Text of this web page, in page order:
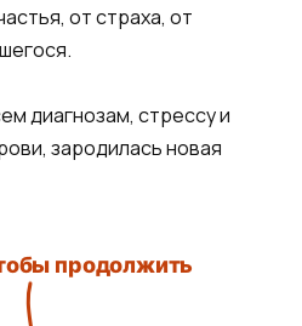
от страха, от
диагнозам, стрессу и
зародилась новая
продолжить